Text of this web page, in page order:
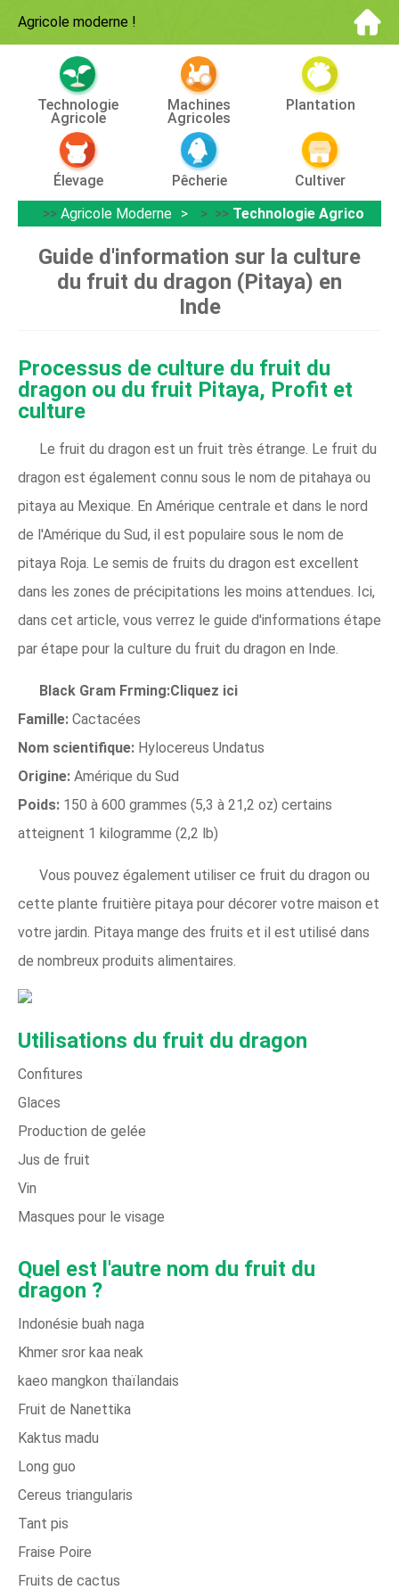
Agricole moderne !
Technologie
Agricole
Machines
Agricoles
Plantation
Élevage Pêcherie
Cultiver
>> Agricole Moderne > >> Technologie Agricole
Guide d'information sur la culture
du fruit du dragon (Pitaya) en
Inde
Processus de culture du fruit du
dragon ou du fruit Pitaya, Profit et
culture
Le fruit du dragon est un fruit très étrange. Le fruit du
dragon est également connu sous le nom de pitahaya ou
pitaya au Mexique. En Amérique centrale et dans le nord
de l'Amérique du Sud, il est populaire sous le nom de
pitaya Roja. Le semis de fruits du dragon est excellent
dans les zones de précipitations les moins attendues. Ici,
dans cet article, vous verrez le guide d'informations étape
par étape pour la culture du fruit du dragon en Inde.
Black Gram Frming:Cliquez ici
Famille: Cactacées
Nom scientifique: Hylocereus Undatus
Origine: Amérique du Sud
Poids: 150 à 600 grammes (5,3 à 21,2 oz) certains
atteignent 1 kilogramme (2,2 lb)
Vous pouvez également utiliser ce fruit du dragon ou
cette plante fruitière pitaya pour décorer votre maison et
votre jardin. Pitaya mange des fruits et il est utilisé dans
de nombreux produits alimentaires.
Utilisations du fruit du dragon
Confitures
Glaces
Production de gelée
Jus de fruit
Vin
Masques pour le visage
Quel est l'autre nom du fruit du
dragon ?
Indonésie buah naga
Khmer sror kaa neak
kaeo mangkon thaïlandais
Fruit de Nanettika
Kaktus madu
Long guo
Cereus triangularis
Tant pis
Fraise Poire
Fruits de cactus